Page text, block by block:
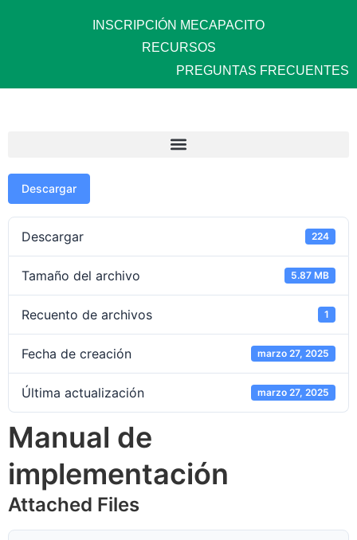
INSCRIPCIÓN MECAPACITO
RECURSOS
PREGUNTAS FRECUENTES
Descargar
Descargar 224
Tamaño del archivo 5.87 MB
Recuento de archivos 1
Fecha de creación marzo 27, 2025
Última actualización marzo 27, 2025
Manual de
implementación
Attached Files